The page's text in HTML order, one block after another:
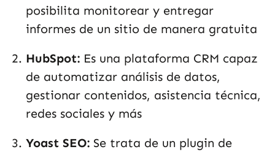
posibilita monitorear y entregar
informes de un sitio de manera gratuita
HubSpot: Es una plataforma CRM capaz
de automatizar análisis de datos,
gestionar contenidos, asistencia técnica,
redes sociales y más
Yoast SEO: Se trata de un plugin de